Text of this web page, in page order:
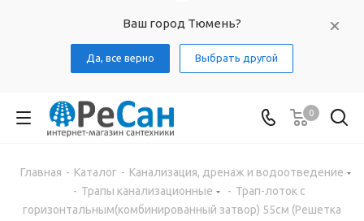
Ваш город Тюмень?
Да, все верно Выбрать другой
0
Главная - Каталог - Канализация, дренаж и водоотведение
- Трапы канализационные - Трап-лоток с
горизонтальным(комбинированный затвор) 55см (Решетка